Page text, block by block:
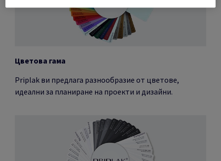
Цветова гама
Priplak ви предлага разнообразие от цветове,
идеални за планиране на проекти и дизайни.